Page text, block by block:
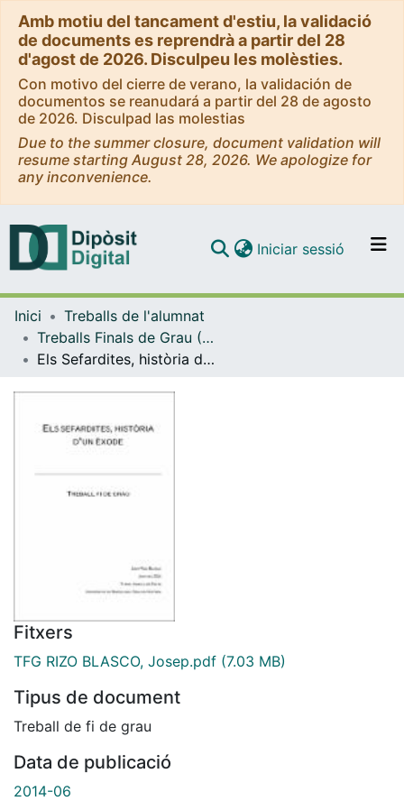
Amb motiu del tancament d'estiu, la validació
de documents es reprendrà a partir del 28
d'agost de 2026. Disculpeu les molèsties.
Con motivo del cierre de verano, la validación de
documentos se reanudará a partir del 28 de agosto
de 2026. Disculpad las molestias
Due to the summer closure, document validation will
resume starting August 28, 2026. We apologize for
any inconvenience.
Navega per tot el DD
Com publicar
Iniciar sessió (current)
Inici
Treballs de l'alumnat
Treballs Finals de Grau (TFG) - Història
Els Sefardites, història d'un èxode.
Fitxers
TFG RIZO BLASCO, Josep.pdf (7.03 MB)
Tipus de document
Treball de fi de grau
Data de publicació
2014-06